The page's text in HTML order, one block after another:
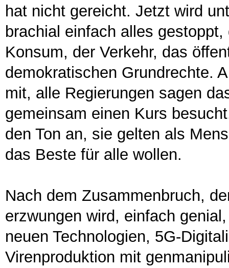
hat nicht gereicht. Jetzt wird
brachial einfach alles
Konsum, der Verkehr, das
demokratischen Grundrechte.
mit, alle Regierungen sagen
gemeinsam einen Kurs
den Ton an, sie gelten als
das Beste für alle wollen.
Nach dem Zusammenbruch,
erzwungen wird, einfach
neuen Technologien, 5G-
Virenproduktion mit